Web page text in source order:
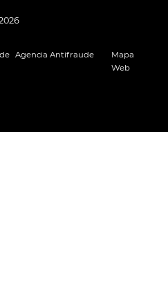
Agencia Antifraude
Mapa
Web